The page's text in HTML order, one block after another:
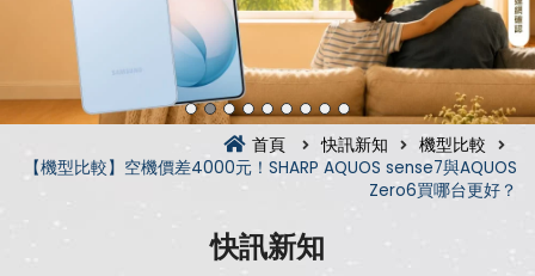
首頁 快訊新知
機型比較
【機型比較】空機價差4000元！SHARP AQUOS sense7與AQUOS
Zero6買哪台更好？
快訊新知